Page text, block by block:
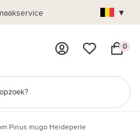
▾
0
Pinus mugo Heideperle